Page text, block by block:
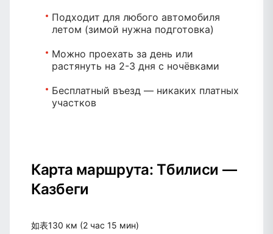
Подходит для любого автомобиля
летом (зимой нужна подготовка)
Можно проехать за день или
растянуть на 2-3 дня с ночёвками
Бесплатный въезд — никаких платных
участков
Карта маршрута: Тбилиси —
Казбеги
如表130 км (2 час 15 мин)